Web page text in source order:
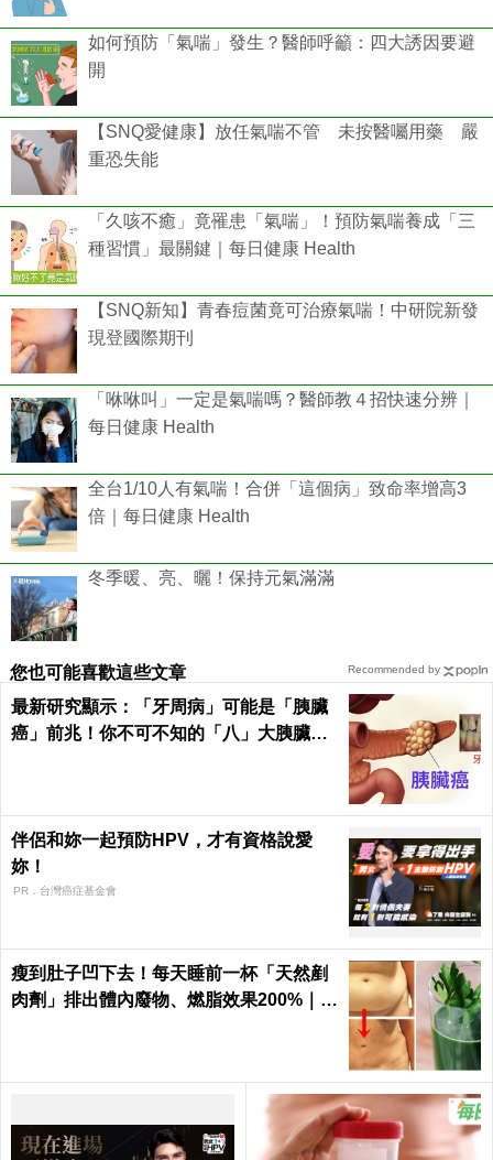
如何預防「氣喘」發生？醫師呼籲：四大誘因要避
開
【SNQ愛健康】放任氣喘不管 未按醫囑用藥 嚴
重恐失能
「久咳不癒」竟罹患「氣喘」！預防氣喘養成「三
種習慣」最關鍵｜每日健康 Health
【SNQ新知】青春痘菌竟可治療氣喘！中研院新發
現登國際期刊
「咻咻叫」一定是氣喘嗎？醫師教４招快速分辨｜
每日健康 Health
全台1/10人有氣喘！合併「這個病」致命率增高3
倍｜每日健康 Health
冬季暖、亮、曬！保持元氣滿滿
您也可能喜歡這些文章
最新研究顯示：「牙周病」可能是「胰臟
癌」前兆！你不可不知的「八」大胰臟癌
伴侶和妳一起預防HPV，才有資格說愛
妳！
PR．台灣癌症基金會
瘦到肚子凹下去！每天睡前一杯「天然剷
肉劑」排出體內廢物、燃脂效果200%｜每
Recommended by